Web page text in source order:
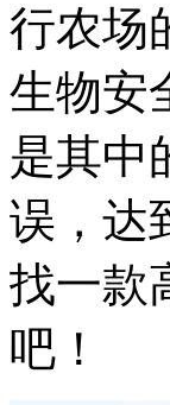
行农场
生物安
是其中
误，达
找一款
吧！